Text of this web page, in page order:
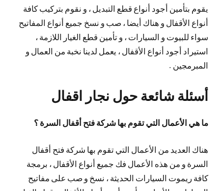
يقوم بتأمين أجود أنواع قطع التبديل ، و نقوم بتركيب كافة
أنواع الأقفال و هناك أيضا ، صب و نسخ جميع أنواع المفاتيح
سواء للبيوت و السيارات ، و تأمين قطع الغيار اللازمة ،
استيراد أجود أنواع الأقفال ، يعمل لدينا نخبة من العمال و
المبرمجين .
أسئلة شائعة حول نجار اقفال
ما هي الأعمال التي تقوم بها شركة فتح أقفال السرة ؟
هناك العديد من الأعمال التي تقوم بها شركة فتح أقفال
السرة و من هذه الأعمال فك جميع أنواع الأقفال ، برمجة
كافة ريموت السيارات الحديثة ، نسخ و صب على مفاتيح